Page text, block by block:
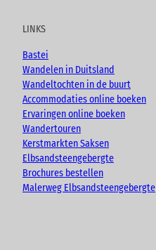
e
o
k
a
m
LINKS
Bastei
Wandelen in Duitsland
Wandeltochten in de buurt
Accommodaties online boeken
Ervaringen online boeken
Wandertouren
Kerstmarkten Saksen
Elbsandsteengebergte
Brochures bestellen
Malerweg Elbsandsteengebergte